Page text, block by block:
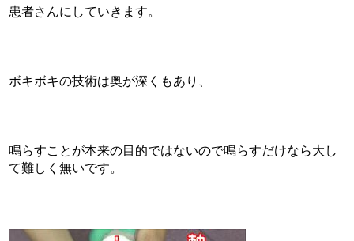
患者さんにしていきます。
ボキボキの技術は奥が深くもあり、
鳴らすことが本来の目的ではないので鳴らすだけなら大し
て難しく無いです。